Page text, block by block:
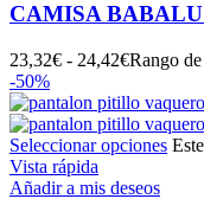
CAMISA
23,32€ - 24,42€Rango
-50%
Seleccionar opciones
Vista rápida
Añadir a mis deseos